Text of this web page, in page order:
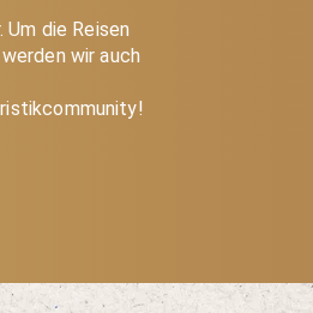
die Reisen
wir auch